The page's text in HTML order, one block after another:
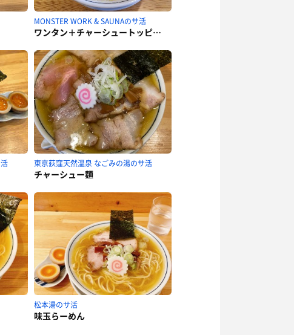
MONSTER WORK & SAUNAのサ活
ワンタン＋チャーシュートッピング
東京荻窪天然温泉 なごみの湯のサ活
チャーシュー麺
松本湯のサ活
味玉らーめん